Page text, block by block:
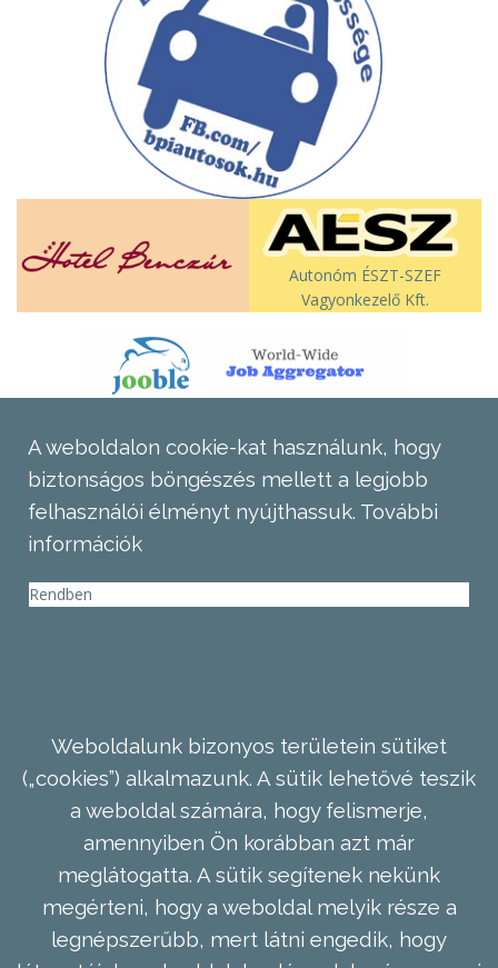
Autonóm ÉSZT-SZEF
Vagyonkezelő Kft.
A weboldalon cookie-kat használunk, hogy
biztonságos böngészés mellett a legjobb
felhasználói élményt nyújthassuk. További
információk
Rendben
Weboldalunk bizonyos területein sütiket
(„cookies”) alkalmazunk. A sütik lehetővé teszik
a weboldal számára, hogy felismerje,
amennyiben Ön korábban azt már
meglátogatta. A sütik segítenek nekünk
megérteni, hogy a weboldal melyik része a
legnépszerűbb, mert látni engedik, hogy